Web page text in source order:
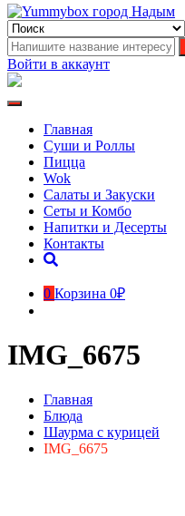
Yummybox город Надым
Суши, роллы, пицца, вок в
Войти в аккаунт
Главная
Суши и Роллы
Пицца
Wok
Салаты и Закуски
Сеты и Комбо
Напитки и Десерты
Контакты
0 Корзина 0₽
IMG_6675
Главная
Блюда
Шаурма с курицей
IMG_6675